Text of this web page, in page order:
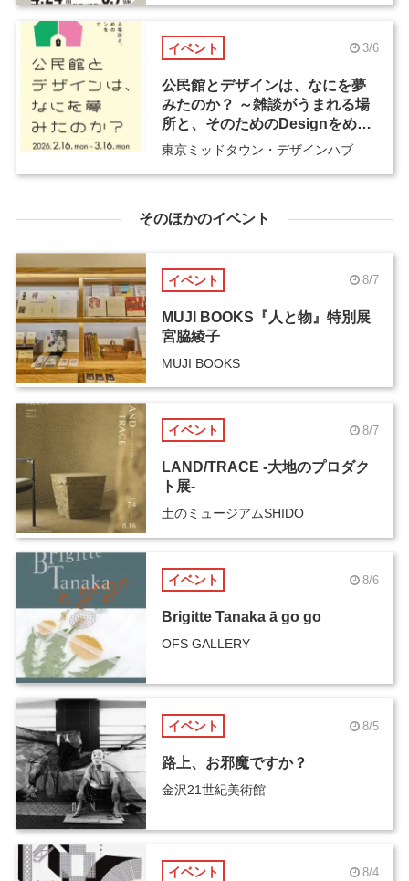
イベント 3/6
公民館とデザインは、なにを夢
みたのか？ ～雑談がうまれる場
所と、そのためのDesignをめぐ
って～
東京ミッドタウン・デザインハブ
そのほかのイベント
イベント 8/7
MUJI BOOKS『人と物』特別展
宮脇綾子
MUJI BOOKS
イベント 8/7
LAND/TRACE -大地のプロダク
ト展-
土のミュージアムSHIDO
イベント 8/6
Brigitte Tanaka ā go go
OFS GALLERY
イベント 8/5
路上、お邪魔ですか？
金沢21世紀美術館
イベント 8/4